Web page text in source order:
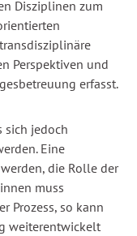
Disziplinen zum
Perspektiven und
erfasst.
sich jedoch
Eine
die Rolle der
muss
Prozess, so kann
weiterentwickelt